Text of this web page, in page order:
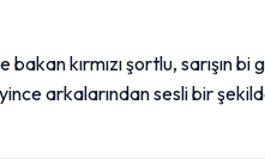
kırmızı şortlu, sarışın
arkalarından sesli bir